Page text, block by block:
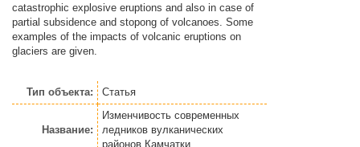
catastrophic explosive eruptions and also in case of
partial subsidence and stopong of volcanoes. Some
examples of the impacts of volcanic eruptions on
glaciers are given.
Тип объекта: Статья
Название:
Изменчивость современных
ледников вулканических
районов Камчатки